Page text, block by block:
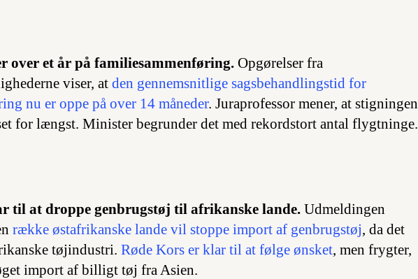
over et år på familiesammenføring. Opgørelser fra
viser, at den gennemsnitlige sagsbehandlingstid for
nu er oppe på over 14 måneder. Juraprofessor mener, at stigningen
for længst. Minister begrunder det med rekordstort antal flygtninge.
til at droppe genbrugstøj til afrikanske lande. Udmeldingen
række østafrikanske lande vil stoppe import af genbrugstøj, da det
tøjindustri. Røde Kors er klar til at følge ønsket, men frygter,
import af billigt tøj fra Asien.